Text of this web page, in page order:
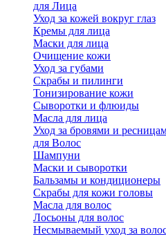
для Лица
Уход за кожей вокруг глаз
Кремы для лица
Маски для лица
Очищение кожи
Уход за губами
Скрабы и пилинги
Тонизирование кожи
Сыворотки и флюиды
Масла для лица
Уход за бровями и
для Волос
Шампуни
Маски и сыворотки
Бальзамы и кондиционеры
Скрабы для кожи головы
Масла для волос
Лосьоны для волос
Несмываемый уход за